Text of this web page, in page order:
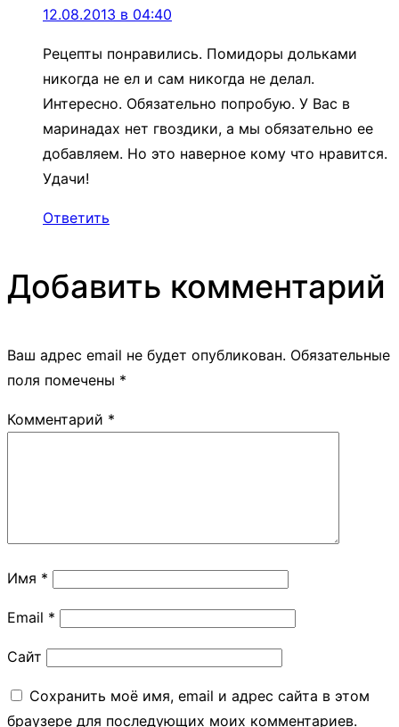
12.08.2013 в 04:40
Рецепты понравились. Помидоры дольками
никогда не ел и сам никогда не делал.
Интересно. Обязательно попробую. У Вас в
маринадах нет гвоздики, а мы обязательно ее
добавляем. Но это наверное кому что нравится.
Удачи!
Ответить
Добавить комментарий
Ваш адрес email не будет опубликован. Обязательные
поля помечены *
Комментарий *
Имя *
Email *
Сайт
Сохранить моё имя, email и адрес сайта в этом
браузере для последующих моих комментариев.